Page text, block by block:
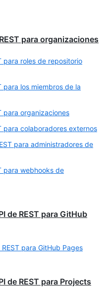
para organizaciones
para roles de repositorio
para los miembros de la
para organizaciones
para colaboradores externos
para administradores de
para webhooks de
de REST para GitHub
para GitHub Pages
de REST para Projects